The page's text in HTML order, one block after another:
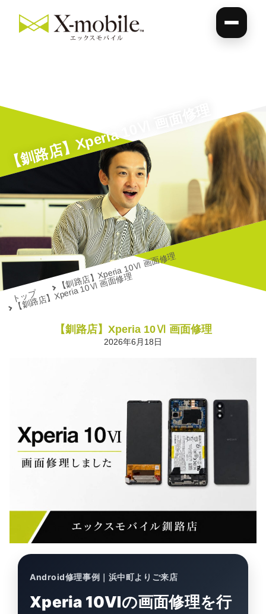
【釧路店】Xperia 10Ⅵ 画面修理
トップ
【釧路店】Xperia 10Ⅵ 画面修理
【釧路店】Xperia 10Ⅵ 画面修理
【釧路店】Xperia 10Ⅵ 画面修理
2026年6月18日
Android修理事例｜浜中町よりご来店
Xperia 10Ⅵの画面修理を行